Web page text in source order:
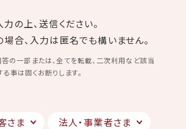
の上、送信ください。
合、入力は匿名でも構いません。
の一部または、全てを転載、二次利用など該当
事は固くお断りします。
さま 法人・事業者さま